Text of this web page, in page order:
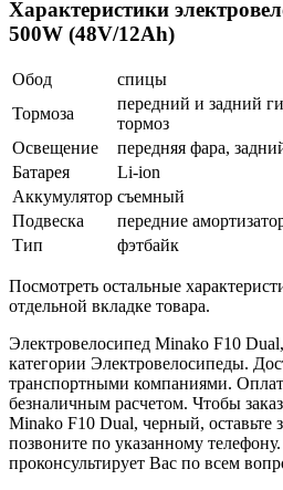
Характеристики
500W (48V/12Ah)
Обод
спицы
Тормоза
передний и задний
тормоз
Освещение
передняя фара,
Батарея
Li-ion
Аккумулятор съемный
Подвеска
передние
Тип
фэтбайк
Посмотреть остальные
отдельной вкладке товара.
Электровелосипед Minako F10
категории Электровелосипеды.
транспортными компаниями.
безналичным расчетом. Чтобы
Minako F10 Dual, черный, оставьте
позвоните по указанному
проконсультирует Вас по всем